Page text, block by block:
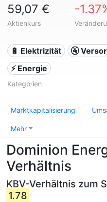
59,07 €
Aktienkurs
-
🔋 Elektrizität
🚰
⚡ Energie
Kategorien
Marktkapitalisierung
Mehr
Dominion
Verhältnis
KBV-Verhältnis zum
1.78